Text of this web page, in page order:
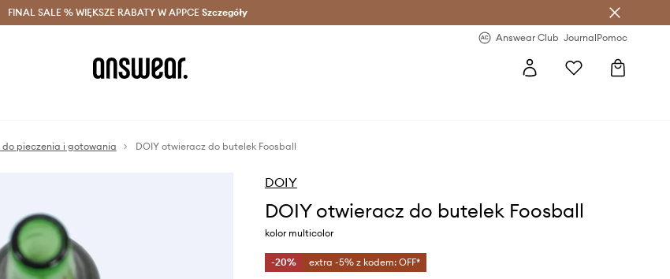
z Answear Club > Dostawa nawet w 24h >
FINAL SALE % WIĘKSZE RABATY W APPCE Szczegóły
Answear Club JournalPomoc
do pieczenia i gotowania DOIY otwieracz do butelek Foosball
DOIY
DOIY otwieracz do butelek Foosball
kolor multicolor
-20% extra -5% z kodem: OFF*